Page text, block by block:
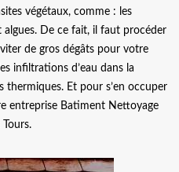
végétaux, comme : les
algues. De ce fait, il faut procéder
de gros dégâts pour votre
infiltrations d’eau dans la
thermiques. Et pour s’en occuper
entreprise Batiment Nettoyage